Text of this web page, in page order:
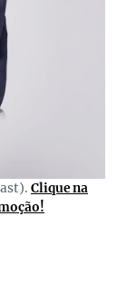
Clique na